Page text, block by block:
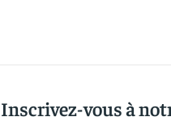
Inscrivez-vous à